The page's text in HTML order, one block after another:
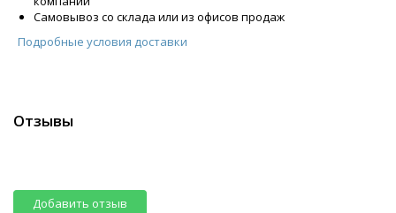
Самовывоз со склада или из офисов продаж
Подробные условия доставки
Отзывы
Добавить отзыв